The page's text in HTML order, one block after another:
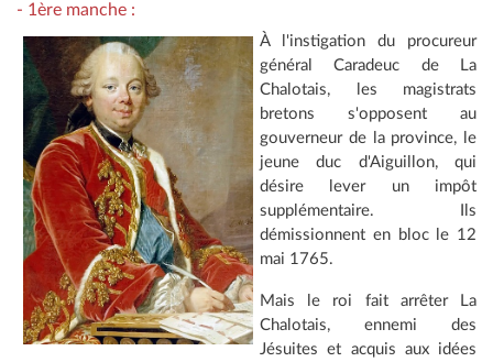
- 1ère manche :
À l'instigation du procureur
général Caradeuc de La
Chalotais, les magistrats
bretons s'opposent au
gouverneur de la province, le
jeune duc d'Aiguillon, qui
désire lever un impôt
supplémentaire. Ils
démissionnent en bloc le 12
mai 1765.
Mais le roi fait arrêter La
Chalotais, ennemi des
Jésuites et acquis aux idées